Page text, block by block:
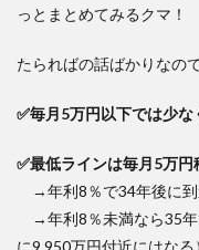
っとまとめてみるクマ！
たらればの話ばかりなの
✅毎月5万円以下では少
✅最低ラインは毎月5万円
→年利8％で34年後に到
→年利8％未満なら35年